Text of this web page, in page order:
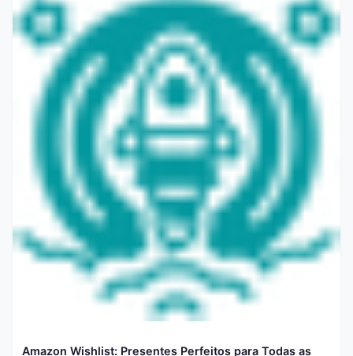
Amazon Wishlist: Presentes Perfeitos para Todas as